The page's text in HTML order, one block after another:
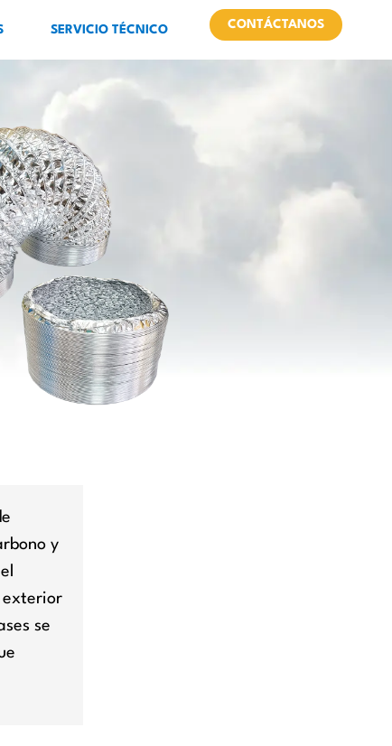
SERVICIO TÉCNICO CONTÁCTANOS
y
exterior
se